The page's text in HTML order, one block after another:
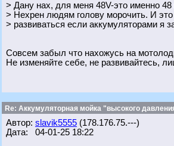
> Дану нах, для меня 48V-это именно 48
> Нехрен людям голову морочить. И
> развиваться если аккумуляторами я
Совсем забыл что нахожусь на
Не изменяйте себе, не развивайтесь,
Re: Аккумуляторная мойка "высокого
Автор: slavik5555 (178.176.75.---)
Дата: 04-01-25 18:22